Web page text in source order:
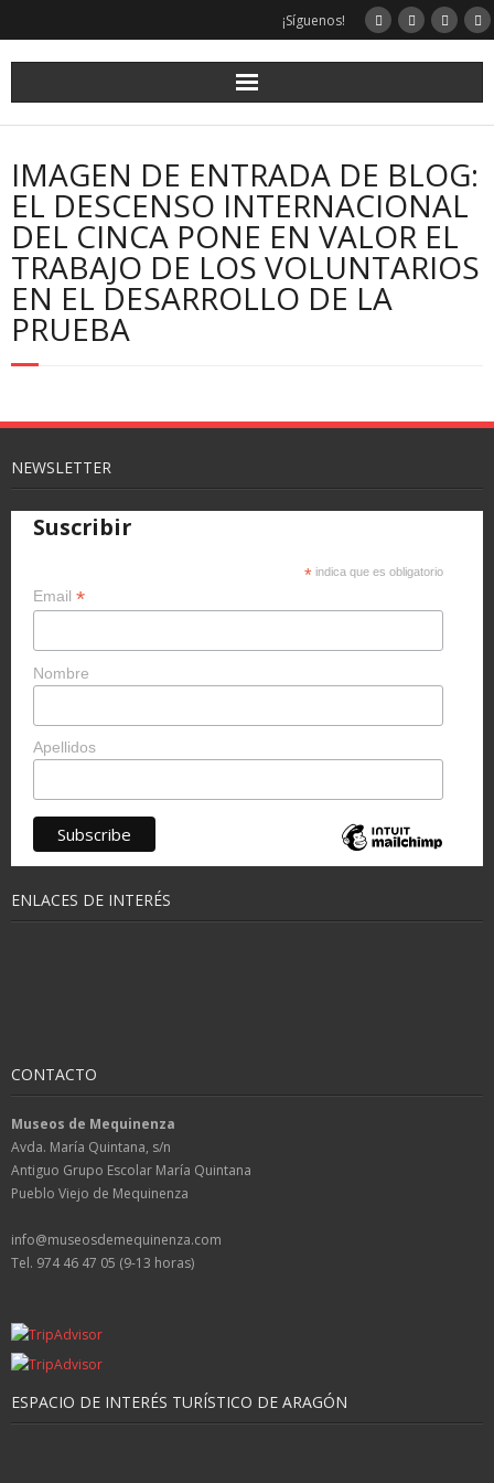
¡Síguenos!
IMAGEN DE ENTRADA DE BLOG:
EL DESCENSO INTERNACIONAL
DEL CINCA PONE EN VALOR EL
TRABAJO DE LOS VOLUNTARIOS
EN EL DESARROLLO DE LA
PRUEBA
NEWSLETTER
Suscribir
* indica que es obligatorio
Email *
Nombre
Apellidos
ENLACES DE INTERÉS
CONTACTO
Museos de Mequinenza
Avda. María Quintana, s/n
Antiguo Grupo Escolar María Quintana
Pueblo Viejo de Mequinenza
info@museosdemequinenza.com
Tel. 974 46 47 05 (9-13 horas)
ESPACIO DE INTERÉS TURÍSTICO DE ARAGÓN